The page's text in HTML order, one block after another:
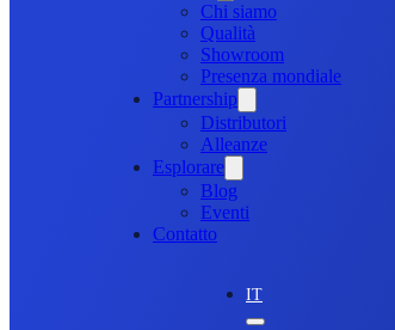
Chi siamo
Qualità
Showroom
Presenza mondiale
Partnership
Distributori
Alleanze
Esplorare
Blog
Eventi
Contatto
IT